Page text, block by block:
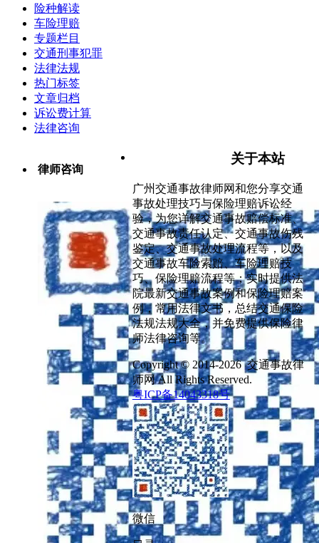
险种解读
车险理赔
专题栏目
交通刑事犯罪
法律法规
热门标签
文章归档
诉讼费计算
法律咨询
律师咨询
关于本站
广州交通事故律师网和您分享交通
事故处理技巧与保险理赔诉讼经
验，为您详解交通事故赔偿标准、
交通事故责任认定、交通事故伤残
鉴定、交通事故处理流程等，以及
交通事故车险索赔、车险理赔技
巧、保险理赔流程等；实时提供法
院最新交通事故案例和保险理赔案
例，常用法律文书，总结交通保险
法规法规大全，并免费提供保险律
师法律咨询等。
Copyright © 2014-2026 交通事故律
师网 All Rights Reserved.
粤ICP备14043318号
微信